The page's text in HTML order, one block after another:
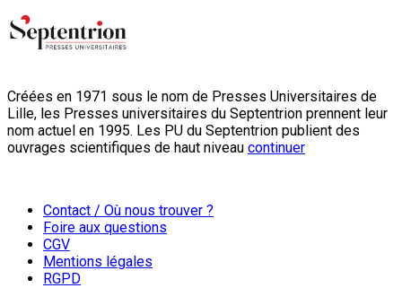
Créées en 1971 sous le nom de Presses Universitaires de
Lille, les Presses universitaires du Septentrion prennent leur
nom actuel en 1995. Les PU du Septentrion publient des
ouvrages scientifiques de haut niveau continuer
Contact / Où nous trouver ?
Foire aux questions
CGV
Mentions légales
RGPD